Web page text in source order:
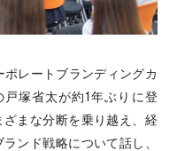
レートブランディングカ
塚省太が約1年ぶりに登
まな分断を乗り越え、経
ンド戦略について話し、